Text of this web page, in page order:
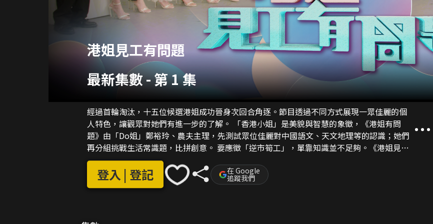
港姐見工有問題
最新集數-第 1 集
經過首輪淘汰，十五位候選港姐成功晉身次回合角逐。節目透過不同方式展現一眾佳麗的個
人特色，讓觀眾對她們有進一步的了解。 「香港小姐」是美貌與智慧的象徵，《港姐有問
題》由「Do姐」鄭裕玲、農夫主理，先測試眾位佳麗對中國語文、天文地理等的認識；她們
再分組挑戰生活常識題，比拼創意。 要應徵「逆市筍工」，單靠知識並不足夠。《港姐見工
有問題》，Do姐聯同「阿姐」汪明荃、森美化身面試官，為佳麗們安排更高難度的考驗！
登入 | 登記 在 Google
追蹤我們